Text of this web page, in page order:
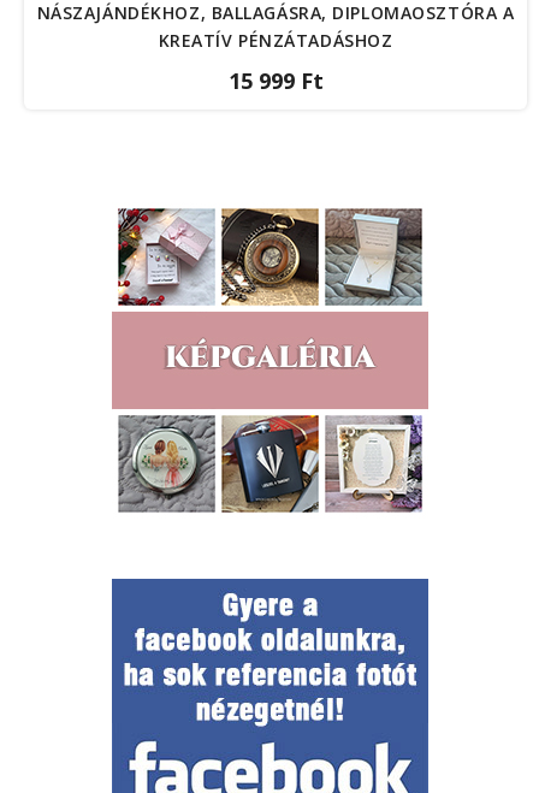
NÁSZAJÁNDÉKHOZ, BALLAGÁSRA, DIPLOMAOSZTÓRA A
KREATÍV PÉNZÁTADÁSHOZ
15 999 Ft